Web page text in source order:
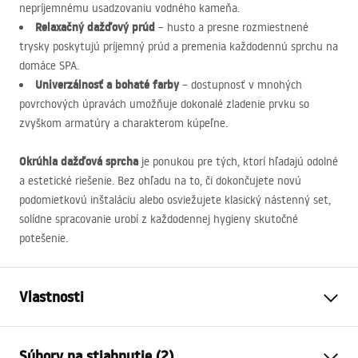
nepríjemnému usadzovaniu vodného kameňa.
Relaxačný dažďový prúd – husto a presne rozmiestnené
trysky poskytujú príjemný prúd a premenia každodennú sprchu na
domáce SPA.
Univerzálnosť a bohaté farby– dostupnosť v mnohých
povrchových úpravách umožňuje dokonalé zladenie prvku so
zvyškom armatúry a charakterom kúpeľne.
Okrúhla dažďová sprcha je ponukou pre tých, ktorí hľadajú odolné
a estetické riešenie. Bez ohľadu na to, či dokončujete novú
podomietkovú inštaláciu alebo osviežujete klasický nástenný set,
solídne spracovanie urobí z každodennej hygieny skutočné
potešenie.
Vlastnosti